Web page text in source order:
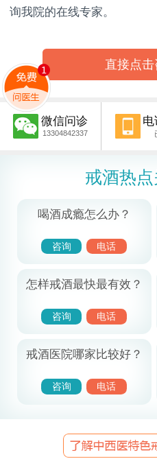
询我院的在线专家。
直接点击
微信问诊
13304842337
电
戒酒热
喝酒成瘾怎么办？
咨询 电话
怎样戒酒最快最有效？
咨询 电话
戒酒医院哪家比较好？
咨询 电话